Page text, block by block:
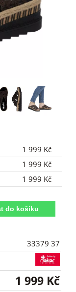
1 999 Kč
1 999 Kč
1 999 Kč
33379 37
1 999 Kč